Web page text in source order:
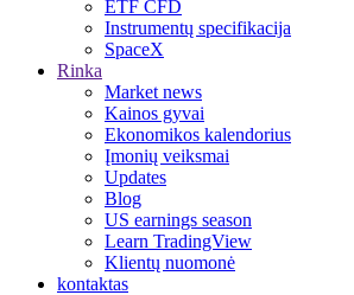
ETF CFD
Instrumentų specifikacija
SpaceX
Rinka
Market news
Kainos gyvai
Ekonomikos kalendorius
Įmonių veiksmai
Updates
Blog
US earnings season
Learn TradingView
Klientų nuomonė
kontaktas